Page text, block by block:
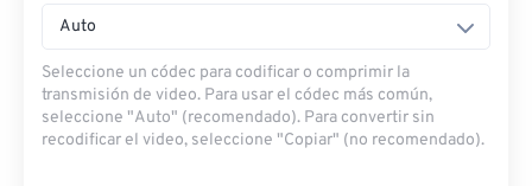
Auto
Seleccione un códec para codificar o comprimir la
transmisión de video. Para usar el códec más común,
seleccione "Auto" (recomendado). Para convertir sin
recodificar el video, seleccione "Copiar" (no recomendado).